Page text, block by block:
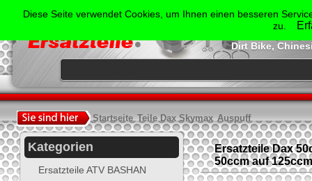
Der Spezialist für
Shineray,
Dirt Bike,
Startseite Teile Dax Skymax Auspuff
Kategorien
Ersatzteile ATV BASHAN
Ersatzteile Dax
50ccm auf
Diese Seite verwendet Cookies, um Ihnen einen besseren
zu.